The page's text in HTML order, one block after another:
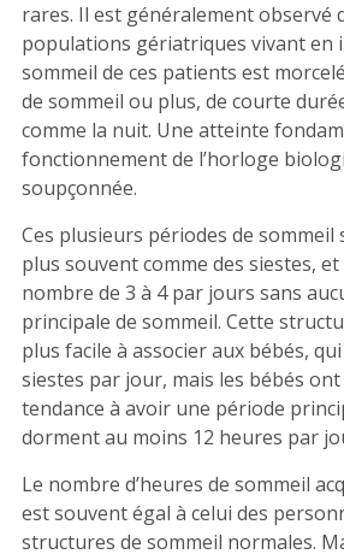
rares. Il est généralement observé
populations gériatriques vivant en
sommeil de ces patients est
de sommeil ou plus, de courte
comme la nuit. Une atteinte
fonctionnement de l’horloge
soupçonnée.
Ces plusieurs périodes de sommeil
plus souvent comme des siestes,
nombre de 3 à 4 par jours sans
principale de sommeil. Cette
plus facile à associer aux bébés,
siestes par jour, mais les bébés
tendance à avoir une période
dorment au moins 12 heures par
Le nombre d’heures de sommeil
est souvent égal à celui des
structures de sommeil normales.